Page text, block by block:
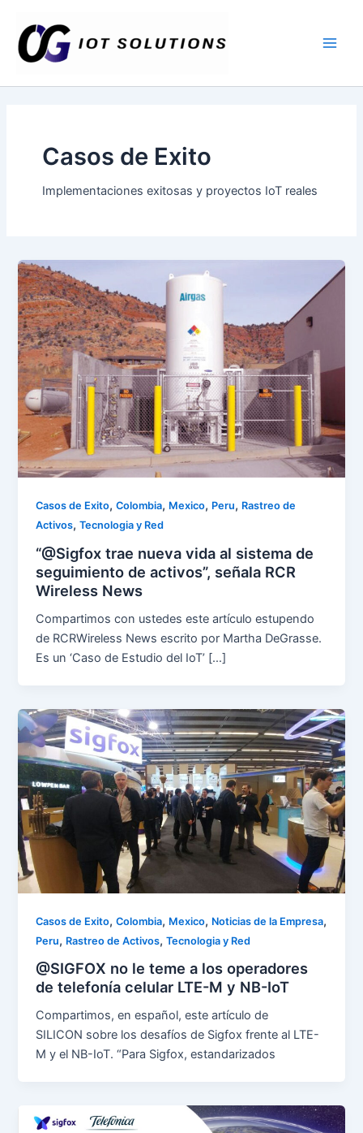
contenido
Casos de Exito
Implementaciones exitosas y proyectos IoT reales
Casos de Exito,Colombia, Mexico, Peru, Rastreo de
Activos,Tecnologia y Red
“@Sigfox trae nueva vida al sistema de
seguimiento de activos”, señala RCR
Wireless News
Compartimos con ustedes este artículo estupendo
de RCRWireless News escrito por Martha DeGrasse.
Es un ‘Caso de Estudio del IoT’ […]
Casos de Exito,Colombia, Mexico, Noticias de la Empresa,
Peru, Rastreo de Activos,Tecnologia y Red
@SIGFOX no le teme a los operadores
de telefonía celular LTE-M y NB-IoT
Compartimos, en español, este artículo de
SILICON sobre los desafíos de Sigfox frente al LTE-
M y el NB-IoT. “Para Sigfox, estandarizados